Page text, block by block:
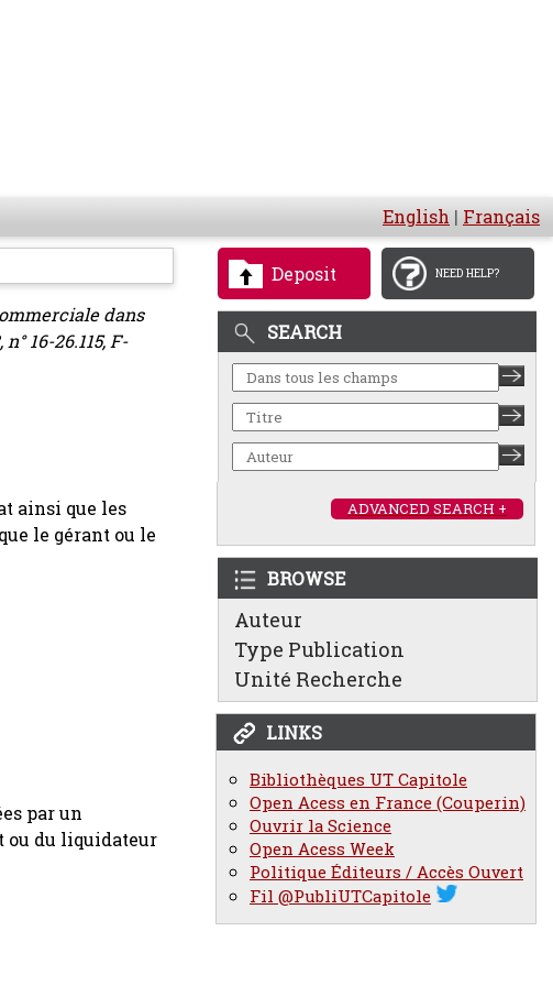
English | Français
Deposit NEED HELP?
SEARCH
ADVANCED SEARCH +
BROWSE
Auteur
Type Publication
Unité Recherche
LINKS
Bibliothèques UT Capitole
Open Acess en France (Couperin)
Ouvrir la Science
Open Acess Week
Politique Éditeurs / Accès Ouvert
Fil @PubliUTCapitole
dans
16-26.115, F-
ainsi que les
le gérant ou le
par un
ou du liquidateur